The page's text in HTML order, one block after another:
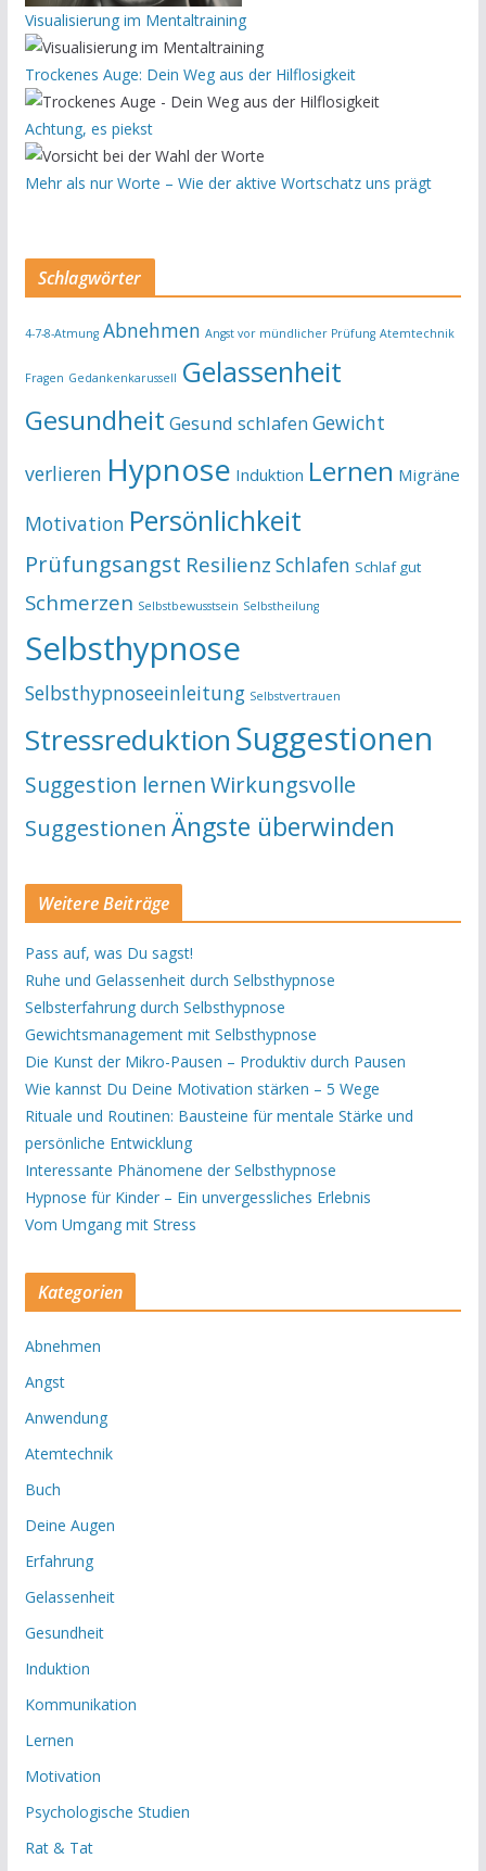
Visualisierung im Mentaltraining
Trockenes Auge: Dein Weg aus der Hilflosigkeit
Achtung, es piekst
Mehr als nur Worte – Wie der aktive Wortschatz uns prägt
Schlagwörter
4-7-8-Atmung Abnehmen Angst vor mündlicher Prüfung Atemtechnik
Fragen Gedankenkarussell Gelassenheit
Gesundheit Gesund schlafen Gewicht
verlieren Hypnose Induktion Lernen Migräne
Motivation Persönlichkeit
Prüfungsangst Resilienz Schlafen Schlaf gut
Schmerzen Selbstbewusstsein Selbstheilung
Selbsthypnose
Selbsthypnoseeinleitung Selbstvertrauen
StressreduktionSuggestionen
Suggestion lernenWirkungsvolle
Suggestionen Ängste überwinden
Weitere Beiträge
Pass auf, was Du sagst!
Ruhe und Gelassenheit durch Selbsthypnose
Selbsterfahrung durch Selbsthypnose
Gewichtsmanagement mit Selbsthypnose
Die Kunst der Mikro-Pausen – Produktiv durch Pausen
Wie kannst Du Deine Motivation stärken – 5 Wege
Rituale und Routinen: Bausteine für mentale Stärke und
persönliche Entwicklung
Interessante Phänomene der Selbsthypnose
Hypnose für Kinder – Ein unvergessliches Erlebnis
Vom Umgang mit Stress
Kategorien
Abnehmen
Angst
Anwendung
Atemtechnik
Buch
Deine Augen
Erfahrung
Gelassenheit
Gesundheit
Induktion
Kommunikation
Lernen
Motivation
Psychologische Studien
Rat & Tat